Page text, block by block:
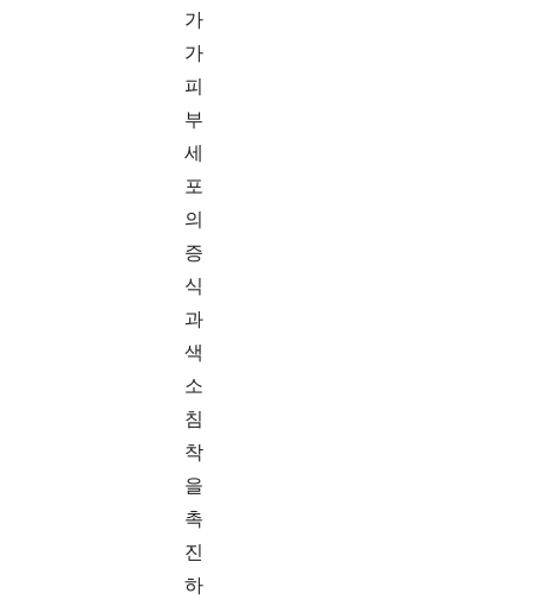
가
가
피
부
세
포
의
증
식
과
색
소
침
착
을
촉
진
하